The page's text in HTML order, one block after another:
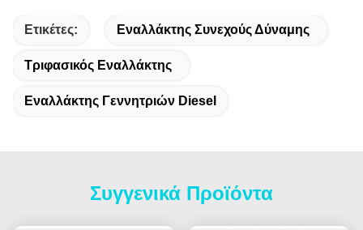
Ετικέτες: Εναλλάκτης Συνεχούς Δύναμης
Τριφασικός Εναλλάκτης
Εναλλάκτης Γεννητριών Diesel
Συγγενικά Προϊόντα